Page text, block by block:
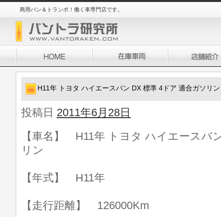
商用バン＆トランポ！働く車専門店です。
H11年 トヨタ ハイエースバン DX 標準 4ドア 適合ガソリン
投稿日 2011年6月28日
【車名】 H11年 トヨタ ハイエースバ
リン
【年式】 H11年
【走行距離】 126000Km